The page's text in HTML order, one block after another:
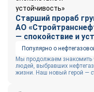
Старший прораб
АО
— спокойствие и
Популярно о
Мы продолжаем знакомить
людей, выбравших
жизни. Наш новый герой —